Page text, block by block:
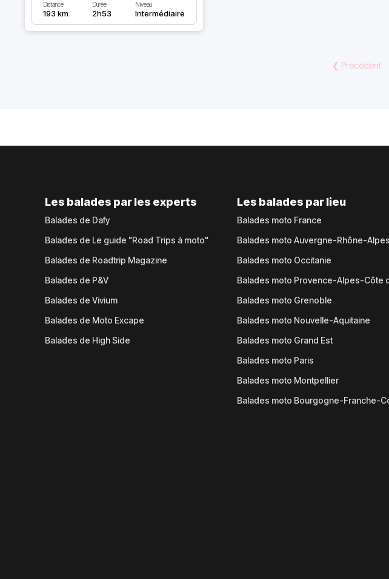
Distance
193 km
Durée
2h53
Niveau
Intermédiaire
❮ Précédent
Les balades par les experts
Balades de Dafy
Balades de Le guide "Road Trips à moto"
Balades de Roadtrip Magazine
Balades de P&V
Balades de Vivium
Balades de Moto Excape
Balades de High Side
Les balades par lieu
Balades moto France
Balades moto Auvergne-Rhône-Alpes
Balades moto Occitanie
Balades moto Provence-Alpes-Côte
Balades moto Grenoble
Balades moto Nouvelle-Aquitaine
Balades moto Grand Est
Balades moto Paris
Balades moto Montpellier
Balades moto Bourgogne-Franche-